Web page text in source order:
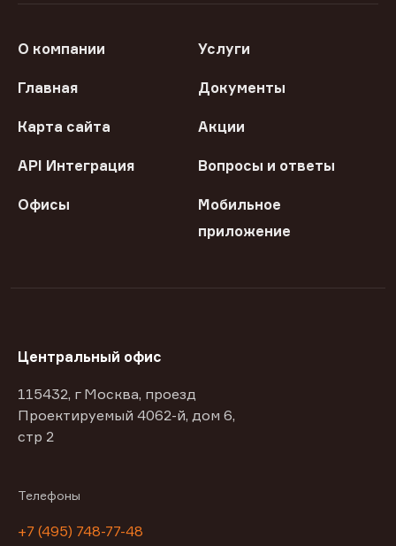
О компании Услуги
Главная Документы
Карта сайта Акции
API Интеграция Вопросы и ответы
Офисы
Мобильное
приложение
Центральный офис
115432, г Москва, проезд
Проектируемый 4062-й, дом 6,
стр 2
Телефоны
+7 (495) 748-77-48